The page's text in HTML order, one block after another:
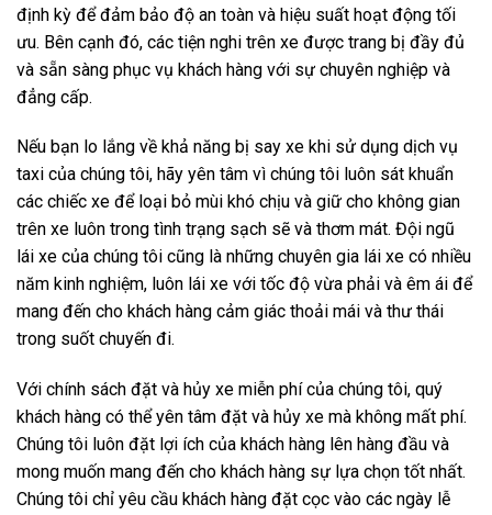
định kỳ để đảm bảo độ an toàn và hiệu suất hoạt động tối
ưu. Bên cạnh đó, các tiện nghi trên xe được trang bị đầy đủ
và sẵn sàng phục vụ khách hàng với sự chuyên nghiệp và
đẳng cấp.
Nếu bạn lo lắng về khả năng bị say xe khi sử dụng dịch vụ
taxi của chúng tôi, hãy yên tâm vì chúng tôi luôn sát khuẩn
các chiếc xe để loại bỏ mùi khó chịu và giữ cho không gian
trên xe luôn trong tình trạng sạch sẽ và thơm mát. Đội ngũ
lái xe của chúng tôi cũng là những chuyên gia lái xe có nhiều
năm kinh nghiệm, luôn lái xe với tốc độ vừa phải và êm ái để
mang đến cho khách hàng cảm giác thoải mái và thư thái
trong suốt chuyến đi.
Với chính sách đặt và hủy xe miễn phí của chúng tôi, quý
khách hàng có thể yên tâm đặt và hủy xe mà không mất phí.
Chúng tôi luôn đặt lợi ích của khách hàng lên hàng đầu và
mong muốn mang đến cho khách hàng sự lựa chọn tốt nhất.
Chúng tôi chỉ yêu cầu khách hàng đặt cọc vào các ngày lễ